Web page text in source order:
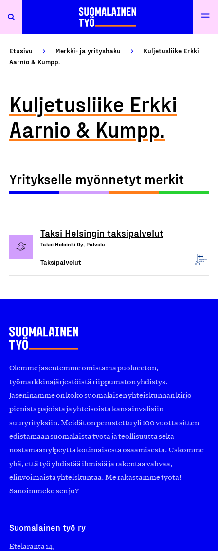
Etusivu Merkki- ja yrityshaku
Kuljetusliike Erkki
Aarnio & Kumpp.
Kuljetusliike Erkki
Aarnio & Kumpp.
Yritykselle myönnetyt merkit
Taksi Helsingin taksipalvelut
Taksi Helsinki Oy, Palvelu
Taksipalvelut
Olemme jäsentemme omistama puolueeton,
työmarkkinajärjestöistä riippumaton yhdistys.
Jäseninämme on koko suomalaisen yhteiskunnan kirjo
pienistä pajoista ja yhteisöistä kansainvälisiin
suuryrityksiin. Meidät on perustettu yli 100 vuotta sitten
edistämään suomalaista työtä ja teollisuutta sekä
nostamaan ylpeyttä kotimaisesta osaamisesta. Uskomme
yhä, että työ yhdistää ihmisiä ja rakentaa vahvaa,
elinvoimaista yhteiskuntaa. Me rakastamme työtä!
Sanoimmeko sen jo?
Suomalainen työ ry
Eteläranta 14,